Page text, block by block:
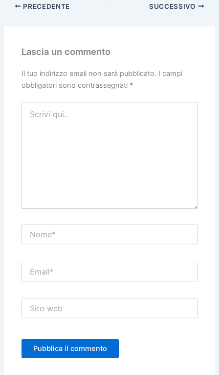
PRECEDENTE SUCCESSIVO
Lascia un commento
Il tuo indirizzo email non sarà pubblicato. I campi
obbligatori sono contrassegnati *
qui..
web